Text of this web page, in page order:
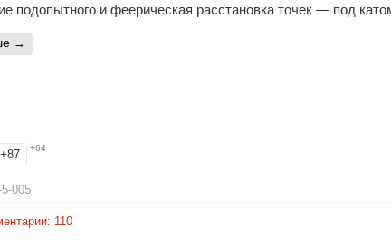
подопытного и феерическая расстановка точек — под
+64
+87
005
110